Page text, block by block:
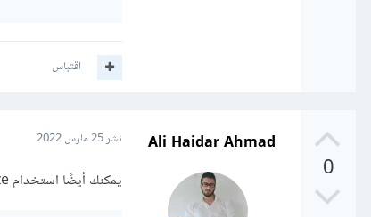
اقتباس
0
Ali Haidar Ahmad نشر25 مارس 2022
يمكنك أيضًا استخدام parameterize الذي يقوم بحذف الأحرف الخاصة: